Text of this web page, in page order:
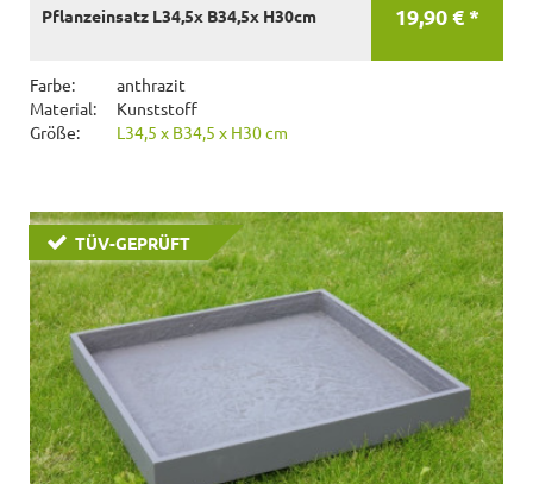
19,90 € *
Pflanzeinsatz L34,5x B34,5x H30cm
Farbe:
anthrazit
Material:
Kunststoff
Größe:
L34,5 x B34,5 x H30 cm
TÜV-GEPRÜFT